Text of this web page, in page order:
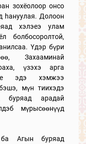
зохёолоор онсо
hануулая. Долоон
хэлэеэ улам
болбосоролтой,
Үдэр бүри
Захааминай
үзэхэ арга
эдэ хэмжээ
мүн тиихэдэ
буряад арадай
мүрысөөнүүд
ба Агын буряад